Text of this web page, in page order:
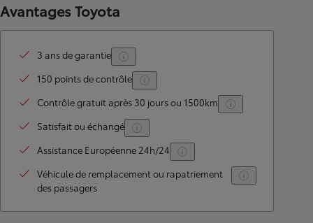
Avantages Toyota
3 ans de garantie
150 points de contrôle
Contrôle gratuit après 30 jours ou 1500km
Satisfait ou échangé
Assistance Européenne 24h/24
Véhicule de remplacement ou rapatriement
des passagers